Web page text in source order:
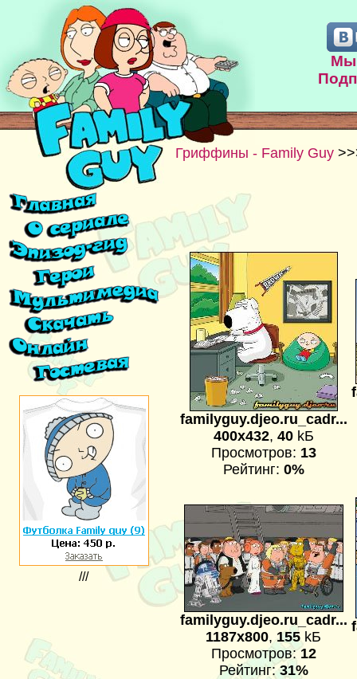
Мы
///
Гриффины - Family Guy
familyguy.djeo.ru_cadr...
400x432, 40kБ
Просмотров: 13
Рейтинг: 0%
familyguy.djeo.ru_cadr...
1187x800, 155 kБ
Просмотров:12
Рейтинг:31%